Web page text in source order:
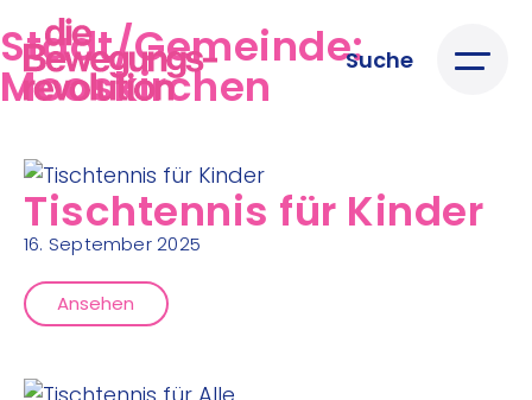
Suche
Stadt/Gemeinde:
Mooskirchen
Tischtennis für Kinder
16. September 2025
Ansehen